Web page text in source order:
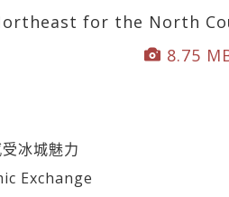
for the North
8.75
冰城魅力
Exchange